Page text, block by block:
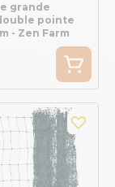
grande
pointe
- Zen Farm